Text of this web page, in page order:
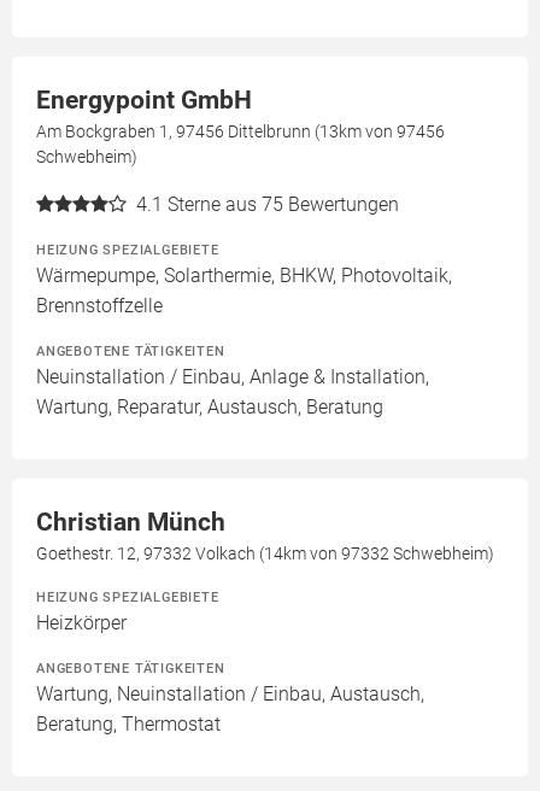
Energypoint GmbH
Am Bockgraben 1, 97456 Dittelbrunn (13km von 97456
Schwebheim)
4.1 Sterne aus 75 Bewertungen
HEIZUNG SPEZIALGEBIETE
Wärmepumpe, Solarthermie, BHKW, Photovoltaik,
Brennstoffzelle
ANGEBOTENE TÄTIGKEITEN
Neuinstallation / Einbau, Anlage & Installation,
Wartung, Reparatur, Austausch, Beratung
Christian Münch
Goethestr. 12, 97332 Volkach (14km von 97332 Schwebheim)
HEIZUNG SPEZIALGEBIETE
Heizkörper
ANGEBOTENE TÄTIGKEITEN
Wartung, Neuinstallation / Einbau, Austausch,
Beratung, Thermostat